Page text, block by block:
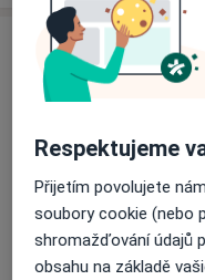
Adresa
Ordinace
Dostupnost
Na této adrese
Respektujeme
Přijetím povolujete
soubory cookie (nebo
shromažďování údajů
obsahu na základě